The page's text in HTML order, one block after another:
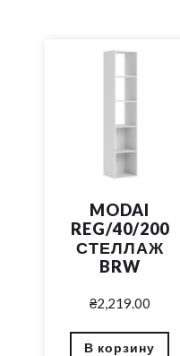
MODAI
REG/40/200
СТЕЛЛАЖ
BRW
₴2,219.00
В корзину